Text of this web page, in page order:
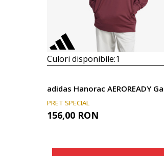
Culori disponibile:1
PRET SPECIAL
156,00 RON